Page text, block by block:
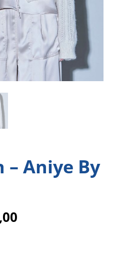
– Aniye By
El